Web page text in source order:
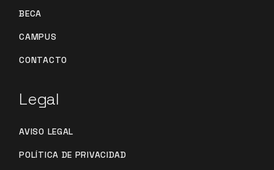
BECA
CAMPUS
CONTACTO
Legal
AVISO LEGAL
POLÍTICA DE PRIVACIDAD